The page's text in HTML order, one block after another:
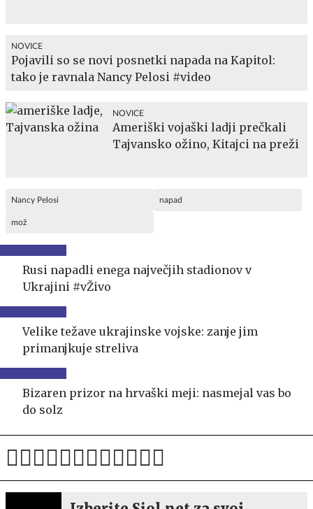
NOVICE
Pojavili so se novi posnetki napada na Kapitol:
tako je ravnala Nancy Pelosi #video
NOVICE
Ameriški vojaški ladji prečkali
Tajvansko ožino, Kitajci na preži
Nancy Pelosi napad
mož
Rusi napadli enega največjih stadionov v
Ukrajini #vŽivo
Velike težave ukrajinske vojske: zanje jim
primanjkuje streliva
Bizaren prizor na hrvaški meji: nasmejal vas bo
do solz